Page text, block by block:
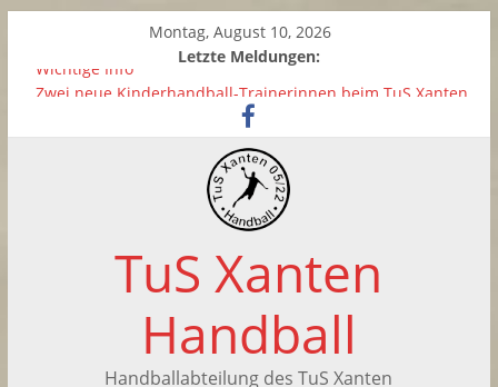
Montag, August 10, 2026
Letzte Meldungen:
Wichtige Info
Zwei neue Kinderhandball-Trainerinnen beim TuS Xanten
Saisonabschluss der weiblichen C-Jugend
Handballtag in Xanten
Saisonabschluss der F-Jugend
TuS Xanten
Handball
Handballabteilung des TuS Xanten